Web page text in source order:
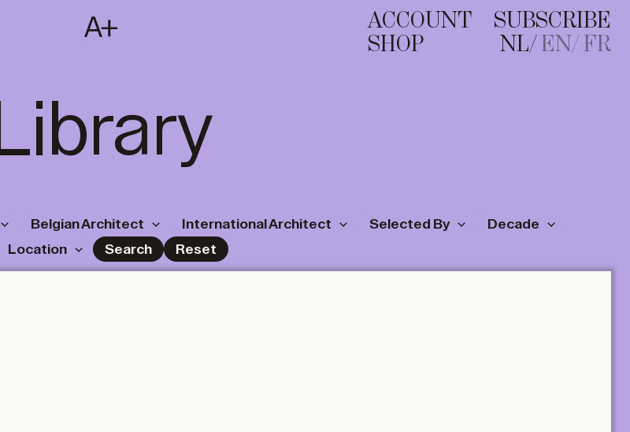
T
FR
ACCOUNT
SHOP
SUBSCRIBE
NL EN FR
Library
Belgian Architect International Architect Selected By Decade
Location Search Reset